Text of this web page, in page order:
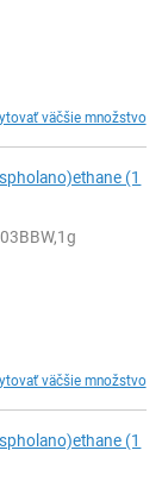
väčšie množstvo
(1
väčšie množstvo
(1